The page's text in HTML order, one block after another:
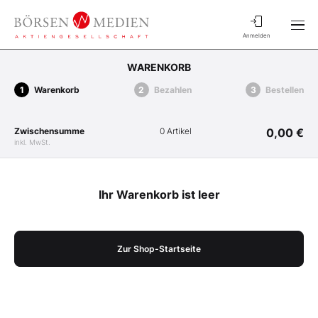
Anmelden
WARENKORB
Warenkorb Bezahlen Bestellen
Zwischensumme
inkl. MwSt.
0 Artikel 0,00 €
Ihr Warenkorb ist leer
Zur Shop-Startseite